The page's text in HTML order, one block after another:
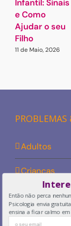
Infantil: Sinais
e Como
Ajudar o seu
Filho
11 de Maio, 2026
PROBLEMAS
Adultos
Crianças
Casais
Workshops/
Então não perca
Psicologia envia
ensina a ficar calmo